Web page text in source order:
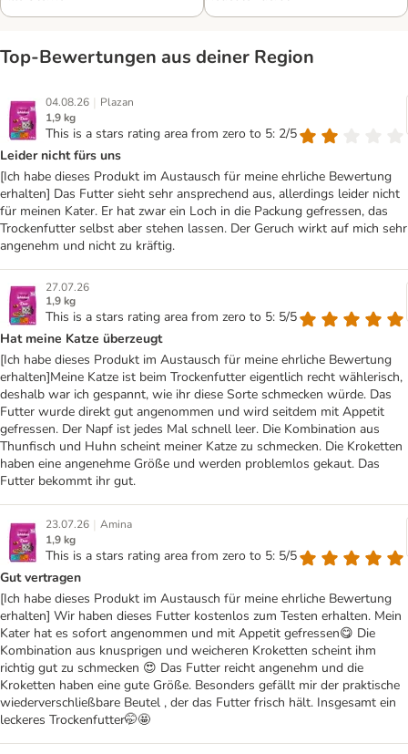
Top‑Bewertungen aus deiner Region
04.08.26 | Plazan
1,9 kg
This is a stars rating area from zero to 5: 2/5
Leider nicht fürs uns
[Ich habe dieses Produkt im Austausch für meine ehrliche Bewertung
erhalten] Das Futter sieht sehr ansprechend aus, allerdings leider nicht
für meinen Kater. Er hat zwar ein Loch in die Packung gefressen, das
Trockenfutter selbst aber stehen lassen. Der Geruch wirkt auf mich sehr
angenehm und nicht zu kräftig.
27.07.26
1,9 kg
This is a stars rating area from zero to 5: 5/5
Hat meine Katze überzeugt
[Ich habe dieses Produkt im Austausch für meine ehrliche Bewertung
erhalten]Meine Katze ist beim Trockenfutter eigentlich recht wählerisch,
deshalb war ich gespannt, wie ihr diese Sorte schmecken würde. Das
Futter wurde direkt gut angenommen und wird seitdem mit Appetit
gefressen. Der Napf ist jedes Mal schnell leer. Die Kombination aus
Thunfisch und Huhn scheint meiner Katze zu schmecken. Die Kroketten
haben eine angenehme Größe und werden problemlos gekaut. Das
Futter bekommt ihr gut.
23.07.26 | Amina
1,9 kg
This is a stars rating area from zero to 5: 5/5
Gut vertragen
[Ich habe dieses Produkt im Austausch für meine ehrliche Bewertung
erhalten] Wir haben dieses Futter kostenlos zum Testen erhalten. Mein
Kater hat es sofort angenommen und mit Appetit gefressen😋 Die
Kombination aus knusprigen und weicheren Kroketten scheint ihm
richtig gut zu schmecken 😍 Das Futter reicht angenehm und die
Kroketten haben eine gute Größe. Besonders gefällt mir der praktische
wiederverschließbare Beutel , der das Futter frisch hält. Insgesamt ein
leckeres Trockenfutter🤭🤩